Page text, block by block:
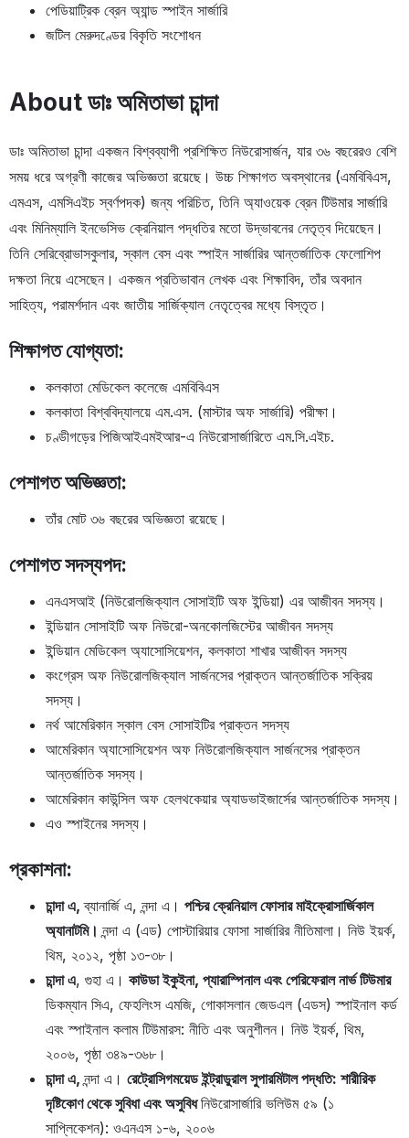
পেডিয়াট্রিক ব্রেন অ্যান্ড স্পাইন সার্জারি
জটিল মেরুদণ্ডের বিকৃতি সংশোধন
About ডাঃ অমিতাভা চান্দা
ডাঃ অমিতাভা চান্দা একজন বিশ্বব্যাপী প্রশিক্ষিত নিউরোসার্জন, যার ৩৬ বছরেরও বেশি
সময় ধরে অগ্রণী কাজের অভিজ্ঞতা রয়েছে। উচ্চ শিক্ষাগত অবস্থানের (এমবিবিএস,
এমএস, এমসিএইচ স্বর্ণপদক) জন্য পরিচিত, তিনি অ্যাওয়েক ব্রেন টিউমার সার্জারি
এবং মিনিম্যালি ইনভেসিভ ক্রেনিয়াল পদ্ধতির মতো উদ্ভাবনের নেতৃত্ব দিয়েছেন।
তিনি সেরিব্রোভাসকুলার, স্কাল বেস এবং স্পাইন সার্জারির আন্তর্জাতিক ফেলোশিপ
দক্ষতা নিয়ে এসেছেন। একজন প্রতিভাবান লেখক এবং শিক্ষাবিদ, তাঁর অবদান
সাহিত্য, পরামর্শদান এবং জাতীয় সার্জিক্যাল নেতৃত্বের মধ্যে বিস্তৃত।
শিক্ষাগত যোগ্যতা:
কলকাতা মেডিকেল কলেজে এমবিবিএস
কলকাতা বিশ্ববিদ্যালয়ে এম.এস. (মাস্টার অফ সার্জারি) পরীক্ষা।
চণ্ডীগড়ের পিজিআইএমইআর-এ নিউরোসার্জারিতে এম.সি.এইচ.
পেশাগত অভিজ্ঞতা:
তাঁর মোট ৩৬ বছরের অভিজ্ঞতা রয়েছে।
পেশাগত সদস্যপদ:
এনএসআই (নিউরোলজিক্যাল সোসাইটি অফ ইন্ডিয়া) এর আজীবন সদস্য।
ইন্ডিয়ান সোসাইটি অফ নিউরো-অনকোলজিস্টের আজীবন সদস্য
ইন্ডিয়ান মেডিকেল অ্যাসোসিয়েশন, কলকাতা শাখার আজীবন সদস্য
কংগ্রেস অফ নিউরোলজিক্যাল সার্জনসের প্রাক্তন আন্তর্জাতিক সক্রিয়
সদস্য।
নর্থ আমেরিকান স্কাল বেস সোসাইটির প্রাক্তন সদস্য
আমেরিকান অ্যাসোসিয়েশন অফ নিউরোলজিক্যাল সার্জনসের প্রাক্তন
আন্তর্জাতিক সদস্য।
আমেরিকান কাউন্সিল অফ হেলথকেয়ার অ্যাডভাইজার্সের আন্তর্জাতিক সদস্য।
এও স্পাইনের সদস্য।
প্রকাশনা:
চান্দা এ,ব্যানার্জি এ, নন্দা এ। পশ্চির ক্রেনিয়াল ফোসার মাইক্রোসার্জিকাল
অ্যানাটমি।নন্দা এ (এড) পোস্টারিয়ার ফোসা সার্জারির নীতিমালা। নিউ ইয়র্ক,
থিম, ২০১২, পৃষ্ঠা ১৩-৩৮।
চান্দা এ, গুহা এ। কাউডা ইকুইনা, প্যারাস্পিনাল এবং পেরিফেরাল নার্ভ টিউমার
ডিকম্যান সিএ, ফেহলিংস এমজি, গোকাসলান জেডএল (এডস) স্পাইনাল কর্ড
এবং স্পাইনাল কলাম টিউমারস: নীতি এবং অনুশীলন। নিউ ইয়র্ক, থিম,
২০০৬, পৃষ্ঠা ৩৪৯-৩৬৮।
চান্দা এ,নন্দা এ। রেট্রোসিগময়েড ইন্ট্রাডুরাল সুপারমিটাল পদ্ধতি: শারীরিক
দৃষ্টিকোণ থেকে সুবিধা এবং অসুবিধনিউরোসার্জারি ভলিউম ৫৯ (১
সাপ্লিকেশন): ওএনএস ১-৬, ২০০৬